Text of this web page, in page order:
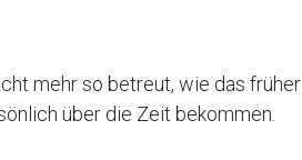
mehr so betreut, wie das früher
über die Zeit bekommen.